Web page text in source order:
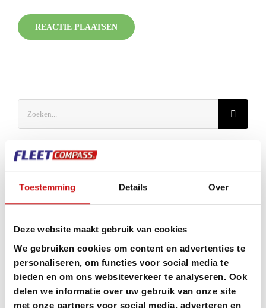
Toestemming Details Over
Deze website maakt gebruik van cookies
We gebruiken cookies om content en advertenties te
personaliseren, om functies voor social media te
bieden en om ons websiteverkeer te analyseren. Ook
delen we informatie over uw gebruik van onze site
met onze partners voor social media, adverteren en
naar:
Recente berichten
Nieuwe wetgeving CO2-uitstoot voor bedrijven met
Met je leaseauto op vakantie? Zo ga je goed
voorbereid op weg
ERE certificaten – ons advies